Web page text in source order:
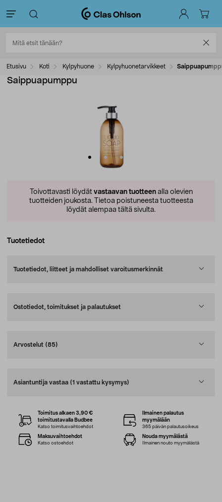
Etusivu Koti Kylpyhuone Kylpyhuonetarvikkeet
Saippuapumppu
Toivottavasti löydät vastaavan tuotteenalla olevien
tuotteiden joukosta. Tietoa poistuneesta tuotteesta
löydät alempaa tältä sivulta.
Tuotetiedot
Tuotetiedot, liitteet ja mahdolliset varoitusmerkinnät
Ostotiedot, toimitukset ja palautukset
Arvostelut (85)
Asiantuntija vastaa (1 vastattu kysymys)
Toimitus alkaen 3,90 €
toimitustavalla Budbee
Katso toimitusvaihtoehdot
Ilmainen palautus
myymälään
365 päivän palautusoikeus
Maksuvaihtoehdot
Katso ostoehdot
Nouda myymälästä
Ilmainen nouto myymälästä